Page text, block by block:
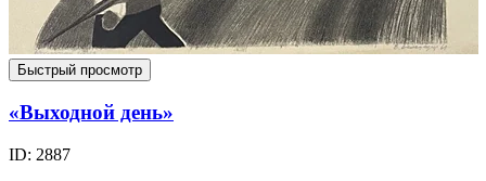
Быстрый просмотр
«Выходной день»
ID: 2887